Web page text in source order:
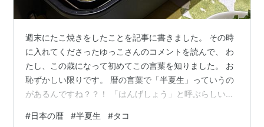
週末にたこ焼きをしたことを記事に書きました。 その時
に入れてくださったゆっこさんのコメントを読んで、 わ
たし、この歳になって初めてこの言葉を知りました。 お
恥ずかしい限りです。 暦の言葉で「半夏生」っていうの
があるんですね？？！ 「はんげしょう」と呼ぶらしい
ブログにも出てきてたな〜。 自分の勉強のために、 改め
#日本の暦 #半夏生 #タコ